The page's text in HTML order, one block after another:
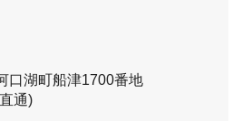
口湖町船津1700番地
通)